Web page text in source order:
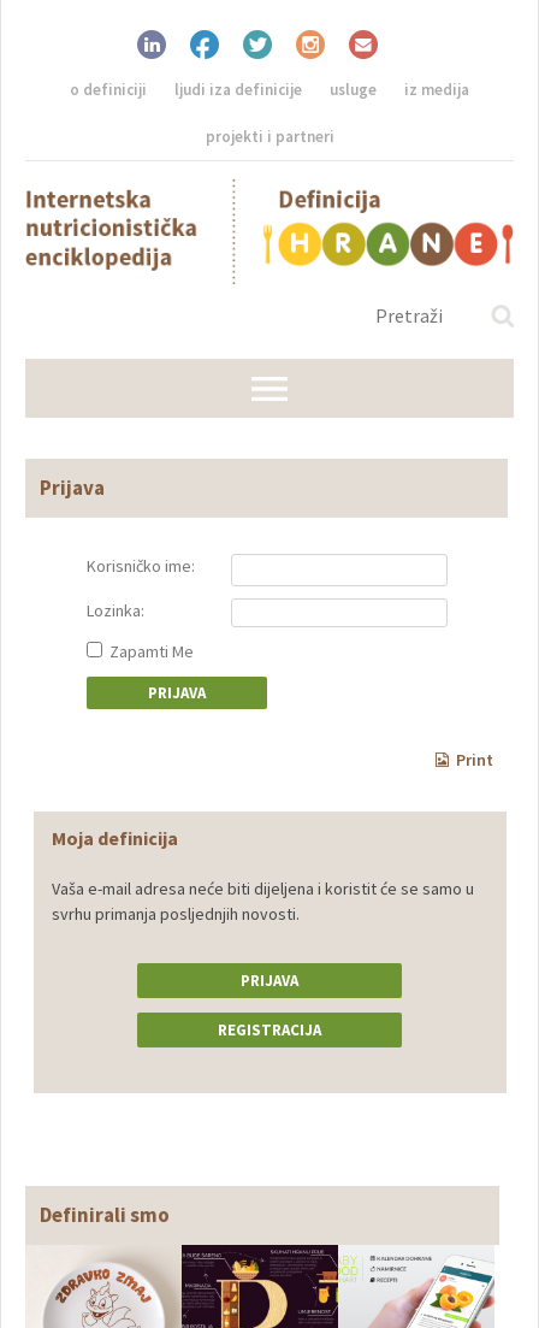
o definiciji ljudi iza definicije usluge iz medija
projekti i partneri
Prijava
Korisničko ime:
Lozinka:
Zapamti Me
Print
Moja definicija
Vaša e-mail adresa neće biti dijeljena i koristit će se samo u
svrhu primanja posljednjih novosti.
PRIJAVA
REGISTRACIJA
Definirali smo